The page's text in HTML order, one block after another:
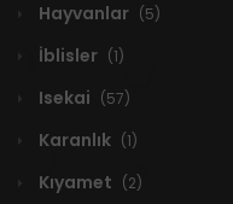
Hayvanlar (5)
İblisler (1)
Isekai (57)
Karanlık (1)
Kıyamet (2)